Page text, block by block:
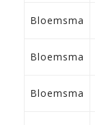
Bloemsma
Bloemsma
Bloemsma